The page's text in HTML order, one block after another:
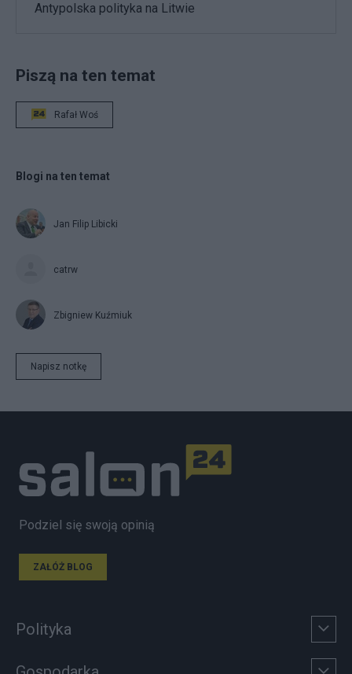
Antypolska polityka na Litwie
Piszą na ten temat
Rafał Woś
Blogi na ten temat
Jan Filip Libicki
catrw
Zbigniew Kuźmiuk
Napisz notkę
Podziel się swoją opinią
ZAŁÓŻ BLOG
Polityka